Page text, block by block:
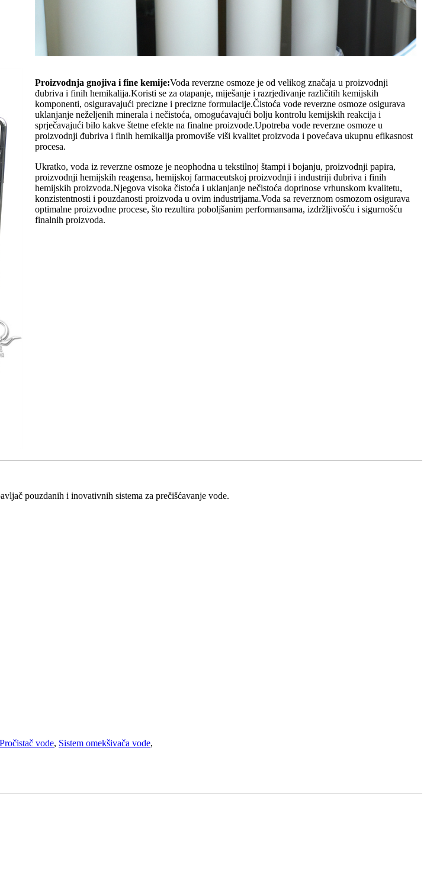
Proizvodnja gnojiva i fine kemije:Voda reverzne osmoze je od velikog značaja u proizvodnji
đubriva i finih hemikalija.Koristi se za otapanje, miješanje i razrjeđivanje različitih kemijskih
komponenti, osiguravajući precizne i precizne formulacije.Čistoća vode reverzne osmoze osigurava
uklanjanje neželjenih minerala i nečistoća, omogućavajući bolju kontrolu kemijskih reakcija i
sprječavajući bilo kakve štetne efekte na finalne proizvode.Upotreba vode reverzne osmoze u
proizvodnji đubriva i finih hemikalija promoviše viši kvalitet proizvoda i povećava ukupnu efikasnost
procesa.
Ukratko, voda iz reverzne osmoze je neophodna u tekstilnoj štampi i bojanju, proizvodnji papira,
proizvodnji hemijskih reagensa, hemijskoj farmaceutskoj proizvodnji i industriji đubriva i finih
hemijskih proizvoda.Njegova visoka čistoća i uklanjanje nečistoća doprinose vrhunskom kvalitetu,
konzistentnosti i pouzdanosti proizvoda u ovim industrijama.Voda sa reverznom osmozom osigurava
optimalne proizvodne procese, što rezultira poboljšanim performansama, izdržljivošću i sigurnošću
finalnih proizvoda.
pouzdanih i inovativnih sistema za prečišćavanje vode.
Pročistač vode, Sistem omekšivača vode,